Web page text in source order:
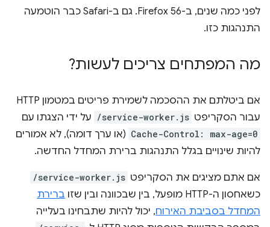
לפני כמה שנים, ב-Firefox 56. גם ב-Safari כבר הוטמעה
התנהגות כזו.
מה המפתחים צריכים לעשות?
אם ביטלתם את ההסכמה לשמירת פריטים במטמון HTTP
עבור הסקריפט /service-worker.js על ידי הצגתו עם
Cache-Control: max-age=0 (או ערך דומה), לא אמורים
להיות שינויים בגלל התנהגות ברירת המחדל החדשה.
אם אתם מציגים את הסקריפט /service-worker.js
כשאחסון ה-HTTP מופעל, בין שבכוונה ובין שזו
ברירת
המחדל בסביבת האירוח, יכול להיות שתבחינו בעלייה